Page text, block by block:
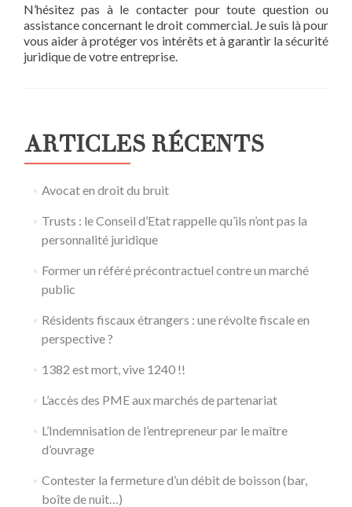
N’hésitez pas à le contacter pour toute question ou
assistance concernant le droit commercial. Je suis là pour
vous aider à protéger vos intérêts et à garantir la sécurité
juridique de votre entreprise.
ARTICLES RÉCENTS
Avocat en droit du bruit
Trusts : le Conseil d’Etat rappelle qu’ils n’ont pas la
personnalité juridique
Former un référé précontractuel contre un marché
public
Résidents fiscaux étrangers : une révolte fiscale en
perspective ?
1382 est mort, vive 1240 !!
L’accès des PME aux marchés de partenariat
L’Indemnisation de l’entrepreneur par le maître
d’ouvrage
Contester la fermeture d’un débit de boisson (bar,
boîte de nuit…)